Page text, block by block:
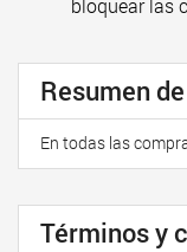
bloquear las
Resumen
En todas las
Términos y